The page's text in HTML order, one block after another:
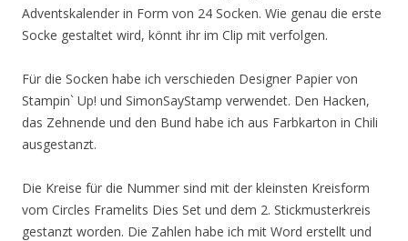
Adventskalender in Form von 24 Socken. Wie genau die erste
Socke gestaltet wird, könnt ihr im Clip mit verfolgen.
Für die Socken habe ich verschieden Designer Papier von
Stampin` Up! und SimonSayStamp verwendet. Den Hacken,
das Zehnende und den Bund habe ich aus Farbkarton in Chili
ausgestanzt.
Die Kreise für die Nummer sind mit der kleinsten Kreisform
vom Circles Framelits Dies Set und dem 2. Stickmusterkreis
gestanzt worden. Die Zahlen habe ich mit Word erstellt und